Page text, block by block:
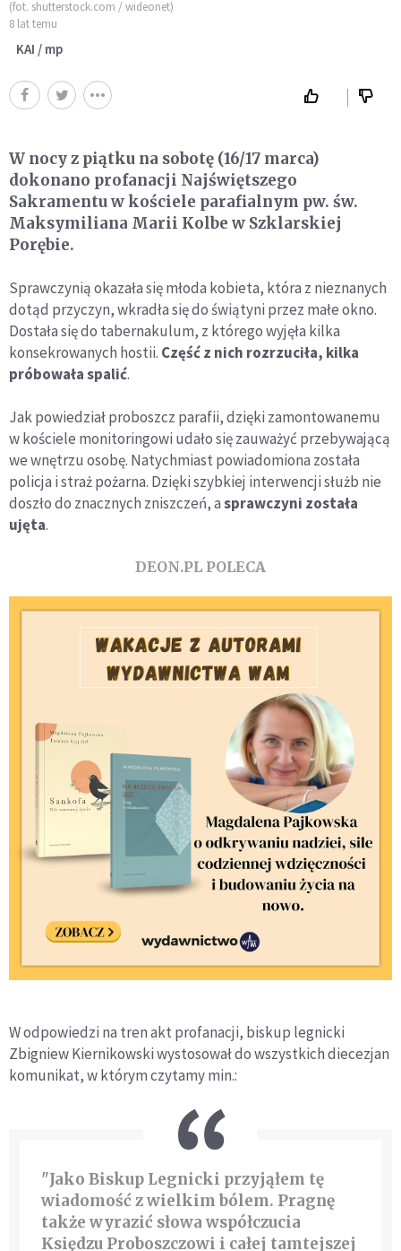
(fot. shutterstock.com / wideonet)
8 lat temu
KAI / mp
W nocy z piątku na sobotę (16/17 marca)
dokonano profanacji Najświętszego
Sakramentu w kościele parafialnym pw. św.
Maksymiliana Marii Kolbe w Szklarskiej
Porębie.
Sprawczynią okazała się młoda kobieta, która z nieznanych
dotąd przyczyn, wkradła się do świątyni przez małe okno.
Dostała się do tabernakulum, z którego wyjęła kilka
konsekrowanych hostii. Część z nich rozrzuciła, kilka
próbowała spalić.
Jak powiedział proboszcz parafii, dzięki zamontowanemu
w kościele monitoringowi udało się zauważyć przebywającą
we wnętrzu osobę. Natychmiast powiadomiona została
policja i straż pożarna. Dzięki szybkiej interwencji służb nie
doszło do znacznych zniszczeń, asprawczyni została
ujęta.
DEON.PL POLECA
W odpowiedzi na tren akt profanacji, biskup legnicki
Zbigniew Kiernikowski wystosował do wszystkich diecezjan
komunikat, w którym czytamy min.:
"Jako Biskup Legnicki przyjąłem tę
wiadomość z wielkim bólem. Pragnę
także wyrazić słowa współczucia
Księdzu Proboszczowi i całej tamtejszej